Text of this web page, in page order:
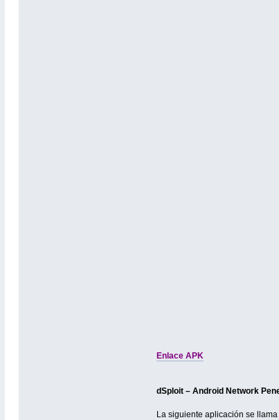
Enlace APK
dSploit – Android Network
La siguiente aplicación se